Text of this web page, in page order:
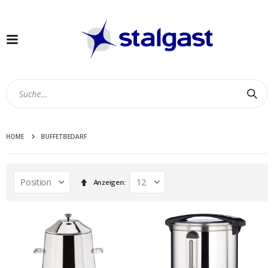
Navigation
HOME BUFFETBEDARF
In
absteigender
Anzeigen